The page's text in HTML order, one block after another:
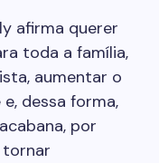
afirma querer
toda a família,
aumentar o
dessa forma,
por
tornar